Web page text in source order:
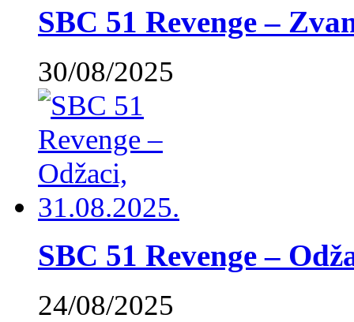
SBC 51 Revenge –
30/08/2025
SBC 51 Revenge –
24/08/2025